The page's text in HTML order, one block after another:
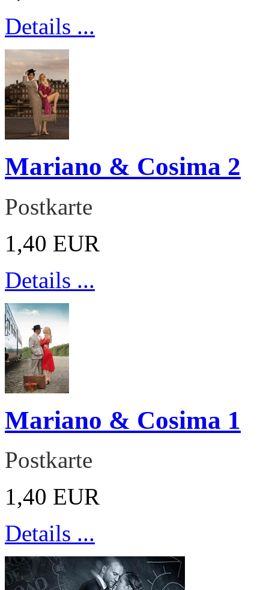
Details ...
Mariano & Cosima 2
Postkarte
1,40 EUR
Details ...
Mariano & Cosima 1
Postkarte
1,40 EUR
Details ...